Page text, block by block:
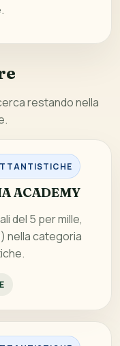
restando nella
ACADEMY
del 5 per mille,
nella categoria